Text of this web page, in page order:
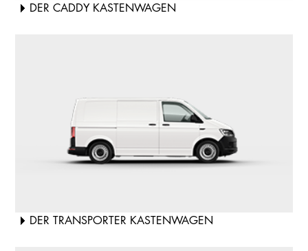
DER CADDY KASTENWAGEN
DER TRANSPORTER KASTENWAGEN